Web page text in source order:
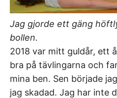
Jag gjorde ett gäng
bollen.
2018 var mitt guldår, ett
bra på tävlingarna och
mina ben. Sen började
jag skadad. Jag har inte